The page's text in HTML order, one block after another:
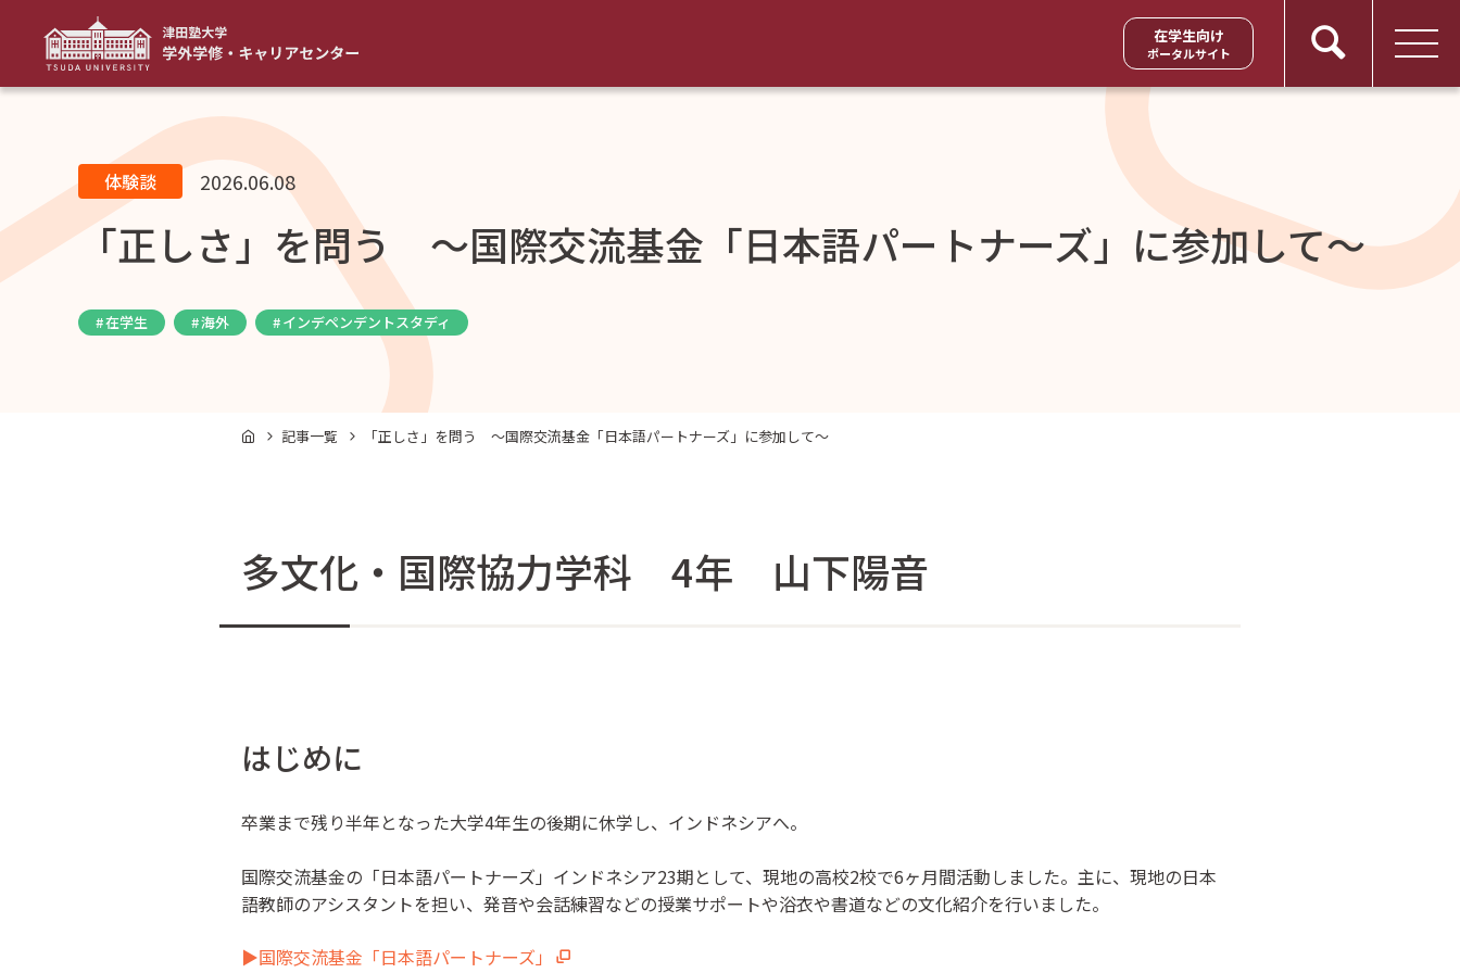
在学生向け
ポータルサイト
体験談 2026.06.08
「正しさ」を問う ～国際交流基金「日本語パートナーズ」に参加して～
在学生 海外 インデペンデントスタディ
記事一覧 「正しさ」を問う ～国際交流基金「日本語パートナーズ」に参加して～
多文化・国際協力学科 4年 山下陽音
はじめに
卒業まで残り半年となった大学4年生の後期に休学し、インドネシアへ。
国際交流基金の「日本語パートナーズ」インドネシア23期として、現地の高校2校で6ヶ月間活動しました。主に、現地の日本
語教師のアシスタントを担い、発音や会話練習などの授業サポートや浴衣や書道などの文化紹介を行いました。
▶︎国際交流基金「日本語パートナーズ」